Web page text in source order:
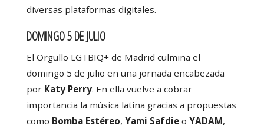
diversas plataformas digitales.
DOMINGO 5 DE JULIO
El Orgullo LGTBIQ+ de Madrid culmina el
domingo 5 de julio en una jornada encabezada
por Katy Perry. En ella vuelve a cobrar
importancia la música latina gracias a propuestas
como Bomba Estéreo, Yami Safdieo YADAM,